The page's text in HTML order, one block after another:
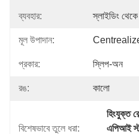
ব্যবহার: স্লাইডিং
মূল উপাদান:
প্রকার: স্লিপ-অন
রঙ: কালো
বিশেষভাবে তুলে ধরা:
হিংযুক্ত
এপিআই